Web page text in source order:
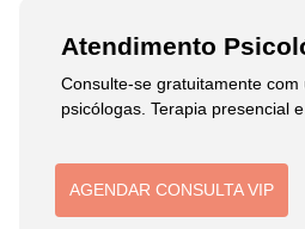
Atendimento
Consulte-se gratuitamente com
psicólogas. Terapia presencial e
AGENDAR CONSULTA VIP